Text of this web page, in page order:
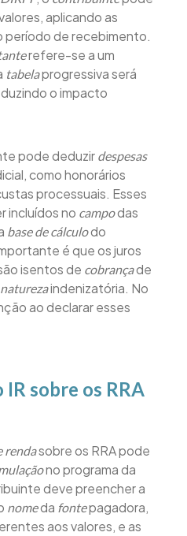
aplicando as
período de recebimento.
refere-se a um
tabelaprogressiva será
o impacto
pode deduzir despesas
como honorários
processuais. Esses
incluídos no campodas
base de cálculodo
é que os juros
isentos de cobrançade
naturezaindenizatória. No
ao declarar esses
sobre os RRA
rendasobre os RRA pode
no programa da
deve preencher a
nomeda fontepagadora,
aos valores, e as